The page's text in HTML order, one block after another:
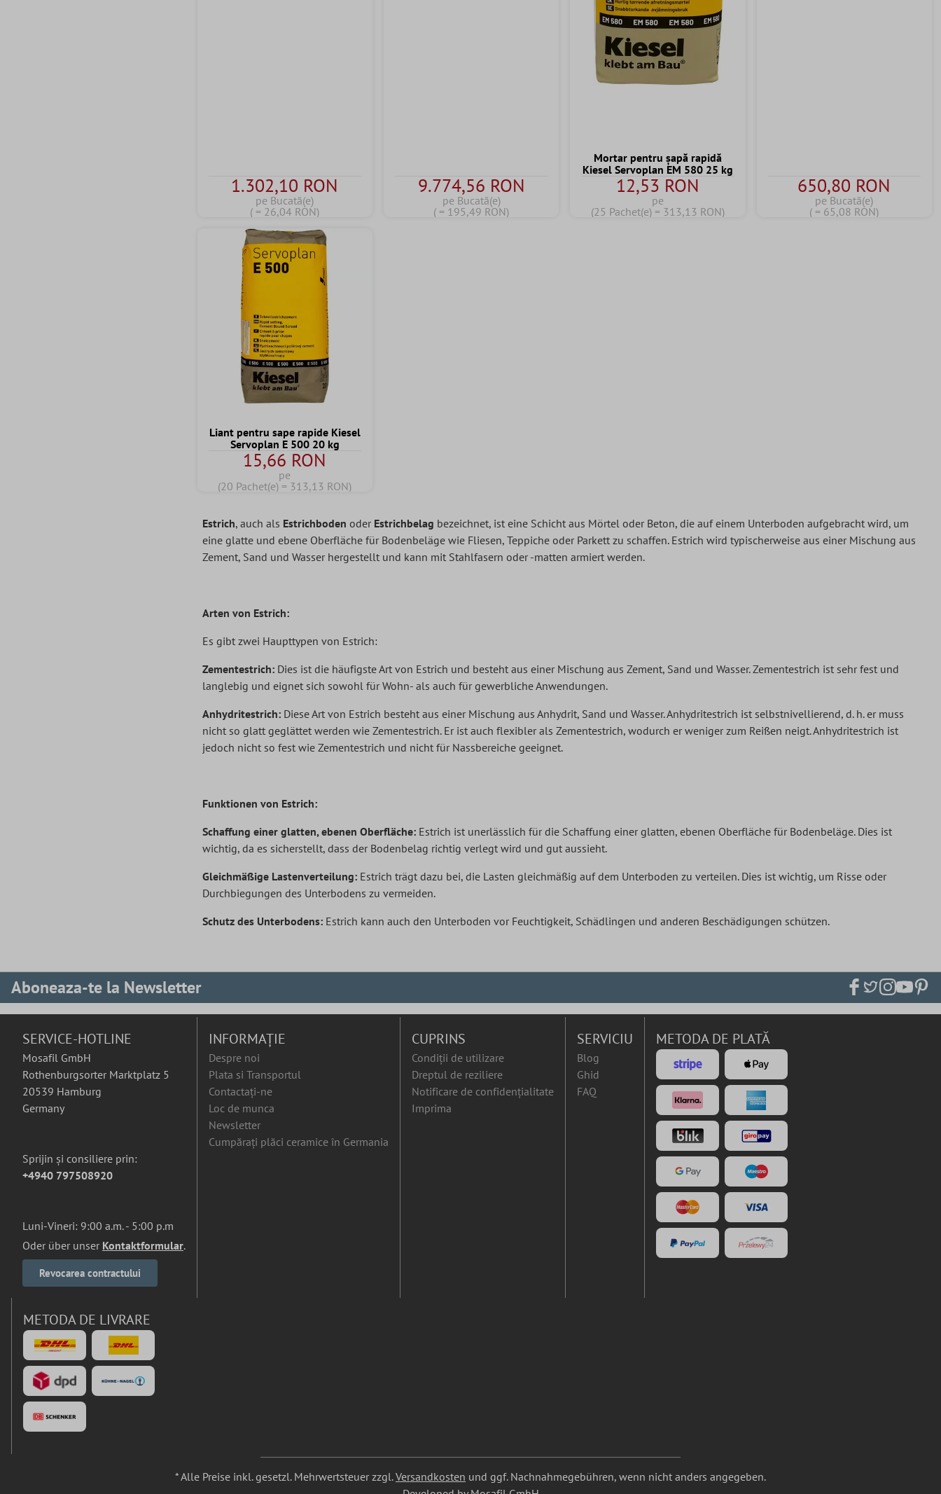
1.302,10 RON
pe Bucată(e)
( = 26,04 RON)
9.774,56 RON
pe Bucată(e)
( = 195,49 RON)
Mortar pentru șapă rapidă
Kiesel Servoplan EM 580 25 kg
12,53 RON
pe
(25 Pachet(e) = 313,13 RON)
650,80 RON
pe Bucată(e)
( = 65,08 RON)
Liant pentru sape rapide Kiesel
Servoplan E 500 20 kg
15,66 RON
pe
(20 Pachet(e) = 313,13 RON)
Estrich, auch als Estrichboden oder Estrichbelag bezeichnet, ist eine Schicht aus Mörtel oder Beton, die auf einem Unterboden aufgebracht wird, um
eine glatte und ebene Oberfläche für Bodenbeläge wie Fliesen, Teppiche oder Parkett zu schaffen. Estrich wird typischerweise aus einer Mischung aus
Zement, Sand und Wasser hergestellt und kann mit Stahlfasern oder -matten armiert werden.
Arten von Estrich:
Es gibt zwei Haupttypen von Estrich:
Zementestrich:Dies ist die häufigste Art von Estrich und besteht aus einer Mischung aus Zement, Sand und Wasser. Zementestrich ist sehr fest und
langlebig und eignet sich sowohl für Wohn- als auch für gewerbliche Anwendungen.
Anhydritestrich:Diese Art von Estrich besteht aus einer Mischung aus Anhydrit, Sand und Wasser. Anhydritestrich ist selbstnivellierend, d. h. er muss
nicht so glatt geglättet werden wie Zementestrich. Er ist auch flexibler als Zementestrich, wodurch er weniger zum Reißen neigt. Anhydritestrich ist
jedoch nicht so fest wie Zementestrich und nicht für Nassbereiche geeignet.
Funktionen von Estrich:
Schaffung einer glatten, ebenen Oberfläche:Estrich ist unerlässlich für die Schaffung einer glatten, ebenen Oberfläche für Bodenbeläge. Dies ist
wichtig, da es sicherstellt, dass der Bodenbelag richtig verlegt wird und gut aussieht.
Gleichmäßige Lastenverteilung:Estrich trägt dazu bei, die Lasten gleichmäßig auf dem Unterboden zu verteilen. Dies ist wichtig, um Risse oder
Durchbiegungen des Unterbodens zu vermeiden.
Schutz des Unterbodens:Estrich kann auch den Unterboden vor Feuchtigkeit, Schädlingen und anderen Beschädigungen schützen.
Aboneaza-te la Newsletter
SERVICE-HOTLINE
Mosafil GmbH
Rothenburgsorter Marktplatz 5
20539 Hamburg
Germany
Sprijin și consiliere prin:
+4940 797508920
Luni-Vineri: 9:00 a.m. - 5:00 p.m
Oder über unser Kontaktformular.
Revocarea contractului
INFORMAȚIE
Despre noi
Plata si Transportul
Contactați-ne
Loc de munca
Newsletter
Cumpărați plăci ceramice în Germania
CUPRINS
Condiții de utilizare
Dreptul de reziliere
Notificare de confidențialitate
Imprima
SERVICIU
Blog
Ghid
FAQ
METODA DE PLATĂ
METODA DE LIVRARE
* Alle Preise inkl. gesetzl. Mehrwertsteuer zzgl.Versandkosten und ggf. Nachnahmegebühren, wenn nicht anders angegeben.